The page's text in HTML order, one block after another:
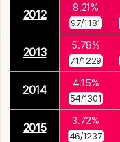
2012
8.21%
97/1181
2013
5.78%
71/1229
2014
4.15%
54/1301
2015
3.72%
46/1237